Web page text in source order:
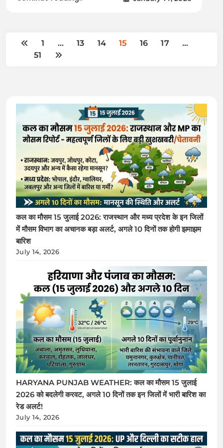
1 … 13 14 15 16 17
…
51
कल का मौसम 15 जुलाई 2026: राजस्थान और मध्य प्रदेश के इन जिलों
में मौसम विभाग का अचानक बड़ा अलर्ट, अगले 10 दिनों तक होगी झमाझम
बारिश
July 14, 2026
HARYANA PUNJAB WEATHER: कल का मौसम 15 जुलाई
2026 को बदलेगी करवट, अगले 10 दिनों तक इन जिलों में भारी बारिश का
रेड अलर्ट!
July 14, 2026